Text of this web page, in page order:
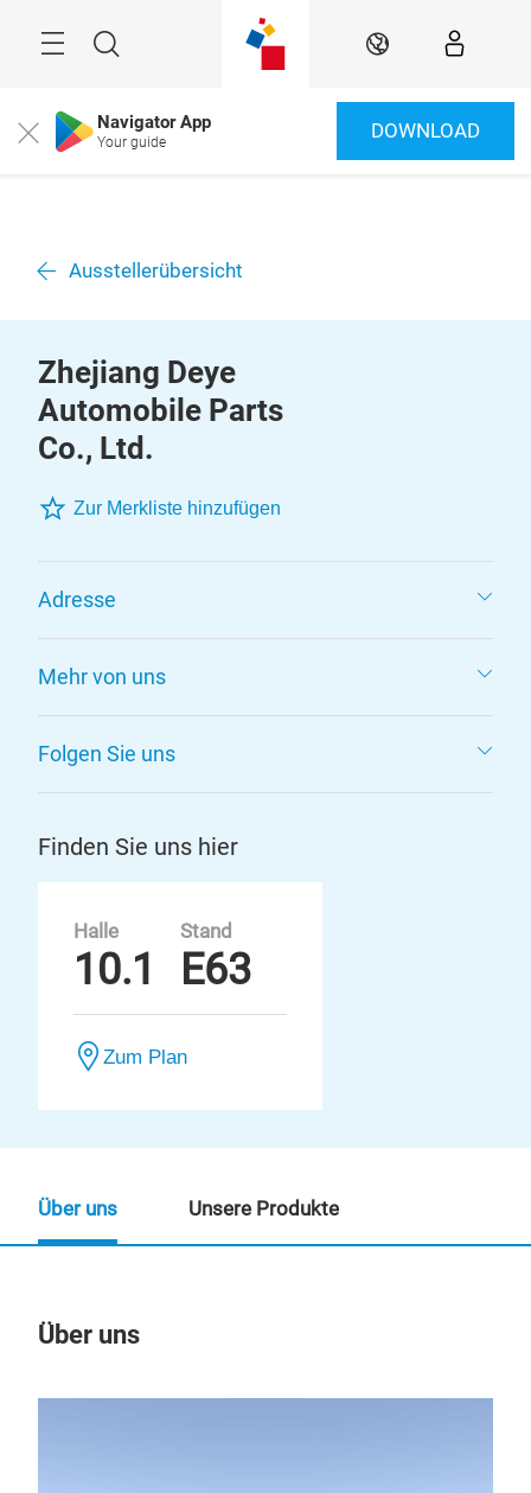
Suche DE
Close Navigator App
Your guide DOWNLOAD
Ausstellerübersicht
Zhejiang Deye
Automobile Parts
Co., Ltd.
Zur Merkliste hinzufügen
Adresse
Mehr von uns
Folgen Sie uns
Finden Sie uns hier
Halle
10.1
Stand
E63
Zum Plan
Über uns
Über uns Unsere Produkte